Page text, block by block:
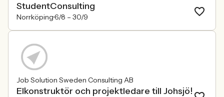
StudentConsulting
Norrköping6/8 – 30/9
Job Solution Sweden Consulting AB
Elkonstruktör och projektledare till Johsjö!